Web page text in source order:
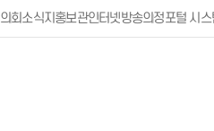
의회소식지 홍보관인터넷방송의정포털 시스